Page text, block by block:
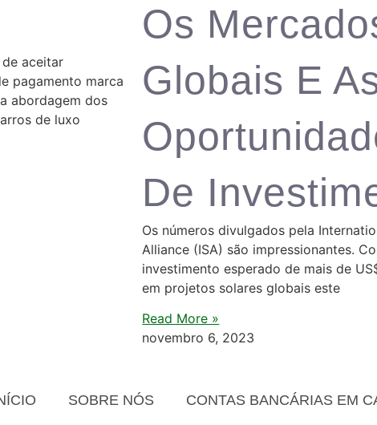
aceitar
pagamento marca
abordagem dos
de luxo
Os
Globais E
De
Os números divulgados pela
Alliance (ISA) são impressionantes.
investimento esperado de mais de
em projetos solares globais este
Read More »
novembro 6, 2023
SOBRE NÓS CONTAS BANCÁRIAS EM